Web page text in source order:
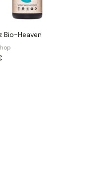
Bio-Heaven